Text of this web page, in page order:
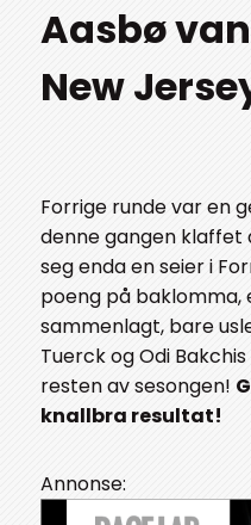
Aasbø
New
Forrige runde var en
denne gangen klaffet
seg enda en seier i
poeng på baklomma,
sammenlagt, bare
Tuerck og Odi
resten av sesongen!
knallbra resultat!
Annonse: